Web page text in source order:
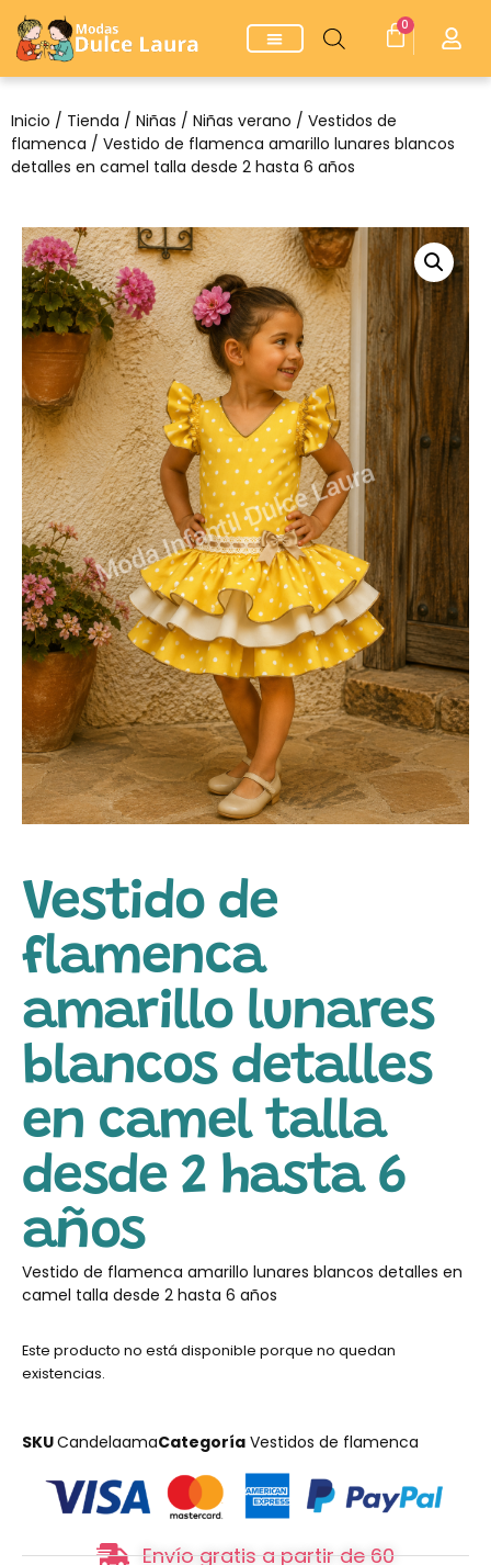
0
Inicio / Tienda / Niñas / Niñas verano / Vestidos de
flamenca / Vestido de flamenca amarillo lunares blancos
detalles en camel talla desde 2 hasta 6 años
Vestido de
flamenca
amarillo lunares
blancos detalles
en camel talla
desde 2 hasta 6
años
Vestido de flamenca amarillo lunares blancos detalles en
camel talla desde 2 hasta 6 años
Este producto no está disponible porque no quedan
existencias.
SKUCandelaamaCategoría Vestidos de flamenca
Envío gratis a partir de 60